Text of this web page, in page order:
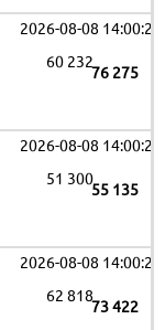
2026-08-08 14:00:29
76 275
60 232
2026-08-08 14:00:29
55 135
51 300
2026-08-08 14:00:29
73 422
62 818